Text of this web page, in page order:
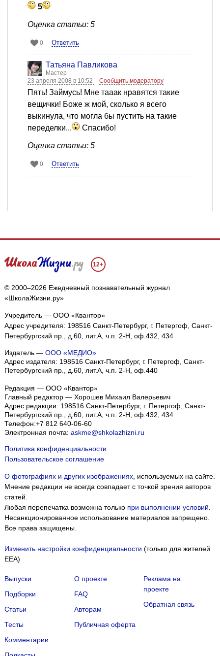
5
Оценка статьи: 5
0 Ответить
Татьяна Павликова
Мастер
23 апреля 2008 в 10:52
Сообщить модератору
Пять! Займусь! Мне тааак нравятся такие
вещички! Боже ж мой, сколько я всего
выкинула, что могла бы пустить на такие
переделки...
Спасибо!
Оценка статьи: 5
0 Ответить
12+
© 2000–2026 Ежедневный познавательный журнал
«ШколаЖизни.ру»
Учредитель — ООО «Квантор»
Адрес учредителя: 198516 Санкт-Петербург, г. Петергоф, Санкт-
Петербургский пр., д.60, лит.А, ч.п. 2-Н, оф.432, 434
Издатель — ООО «МЕДИО»
Адрес издателя: 198516 Санкт-Петербург, г. Петергоф, Санкт-
Петербургский пр., д.60, лит.А, ч.п. 2-Н, оф.440
Редакция — ООО «Квантор»
Главный редактор — Хорошев Михаил Валерьевич
Адрес редакции: 198516 Санкт-Петербург, г. Петергоф, Санкт-
Петербургский пр., д.60, лит.А, ч.п. 2-Н, оф.432, 434
Телефон:+7 812 640-06-60
Электронная почта: askme@shkolazhizni.ru
Политика конфиденциальности
Пользовательское соглашение
О фотографиях и других изображениях, используемых на сайте.
Мнение редакции не всегда совпадает с точкой зрения авторов
статей.
Любая перепечатка возможна только при выполнении условий.
Несанкционированное использование материалов запрещено.
Все права защищены.
Изменить настройки конфиденциальности (только для жителей
EEA)
Выпуски
Подборки
Статьи
Тесты
Комментарии
О проекте
FAQ
Авторам
Публичная оферта
Реклама на
проекте
Обратная связь